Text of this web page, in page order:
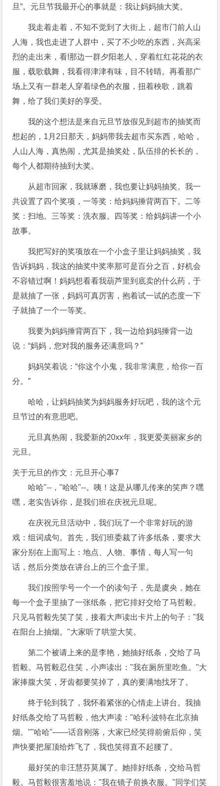
旦”。元旦节我最开心的事就是：我让妈妈抽大奖。
我走着走着，不知不觉到了大街上，超市门前人山
人海，我也走进了人群中，买了不少吃的东西，兴高采
烈的走出来，看!那边一群夕阳老人，穿着红红花花的衣
服，载歌载舞，我看得津津有味，目不转睛。再看那广
场上又有一群老人穿着绿色的衣服，扭着秧歌，跳着
舞，给了我们美好的享受。
我的这个想法是来自元旦节放假见到超市的抽奖而
想起的，1月2日那天，妈妈带我去超市买东西，哈哈，
人山人海，真热闹，尤其是抽奖处，队伍排的长长的，
每个人都期待抽到大奖。
从超市回家，我就琢磨，我也要让妈妈抽奖。我一
共设置了四个奖项，一等奖：给妈妈捶背两百下。二等
奖：扫地。三等奖：洗衣服。四等奖：给妈妈讲一个小
故事。
我把写好的奖项放在一个小盒子里让妈妈抽奖，我
告诉妈妈，我这的抽奖中奖率那可是百分之百，好机会
不容错过啊！妈妈想看看我葫芦里到底卖的什么药，于
是就抽了一张，妈妈可真厉害，抱着试一试的态度一下
子就抽了一个一等奖。
我要为妈妈捶背两百下，我一边给妈妈捶背一边
说：“妈妈，您对我的服务还满意吗？”
妈妈笑着说：“你这个小鬼，我非常满意，给你一百
分。”
哈哈，让妈妈抽奖为妈妈服务好玩吧，我的这个元
旦节过的有意思吧。
元旦真热闹，我爱新的20xx年，我更爱美丽家乡的
元旦。
关于元旦的作文：元旦开心事7
哈哈"--，"哈哈"--。咦！这是从哪儿传来的笑声？嘿
嘿，老实告诉你，是我们班在庆祝元旦呢。
在庆祝元旦活动中，我们玩了一个非常好玩的游
戏：组词成句。首先，我们班委裁了许多纸条，要求大
家分别在上面写上：地点、人物、事情，每人写一句
话，然后分类放在讲台上的三个盒子里。
我们按照学号一个一个的读句子，先是虞央，她在
每一个盒子里抽了一张纸条，把它排好交给了马哲毅。
只见马哲毅先笑了笑，接着大声读出卡片上的句子："我
在阳台上抽烟。"大家听了哄堂大笑。
第二个被请上来的是李艳，她抽好纸条，交给了马
哲毅。马哲毅忍住笑，小声读出："我在厕所里吃鱼。"大
家捧腹大笑，牙齿都要笑掉了，真的要满地找牙了。
终于轮到我了，我怀着紧张的心情走上讲台。我抽
好纸条交给了马哲毅，他大声读："哈利-波特在北京抽
烟。""哈哈"――话音刚落，大家已经笑得前俯后仰，笑
声快要把屋顶给炸飞了，我也笑得直不起腰了。
最好笑的非汪慧芬莫属了。她排好纸条，交给马哲
毅。马哲毅很害羞地说："我在镜子前换衣服。"同学们笑